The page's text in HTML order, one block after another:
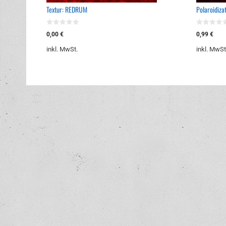
Textur: REDRUM
0
v
n
0,00 €
inkl. MwSt.
0
v
n
0,99 €
inkl.